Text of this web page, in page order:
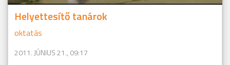
Helyettesítő tanárok
oktatás
2011. JÚNIUS 21., 09:17